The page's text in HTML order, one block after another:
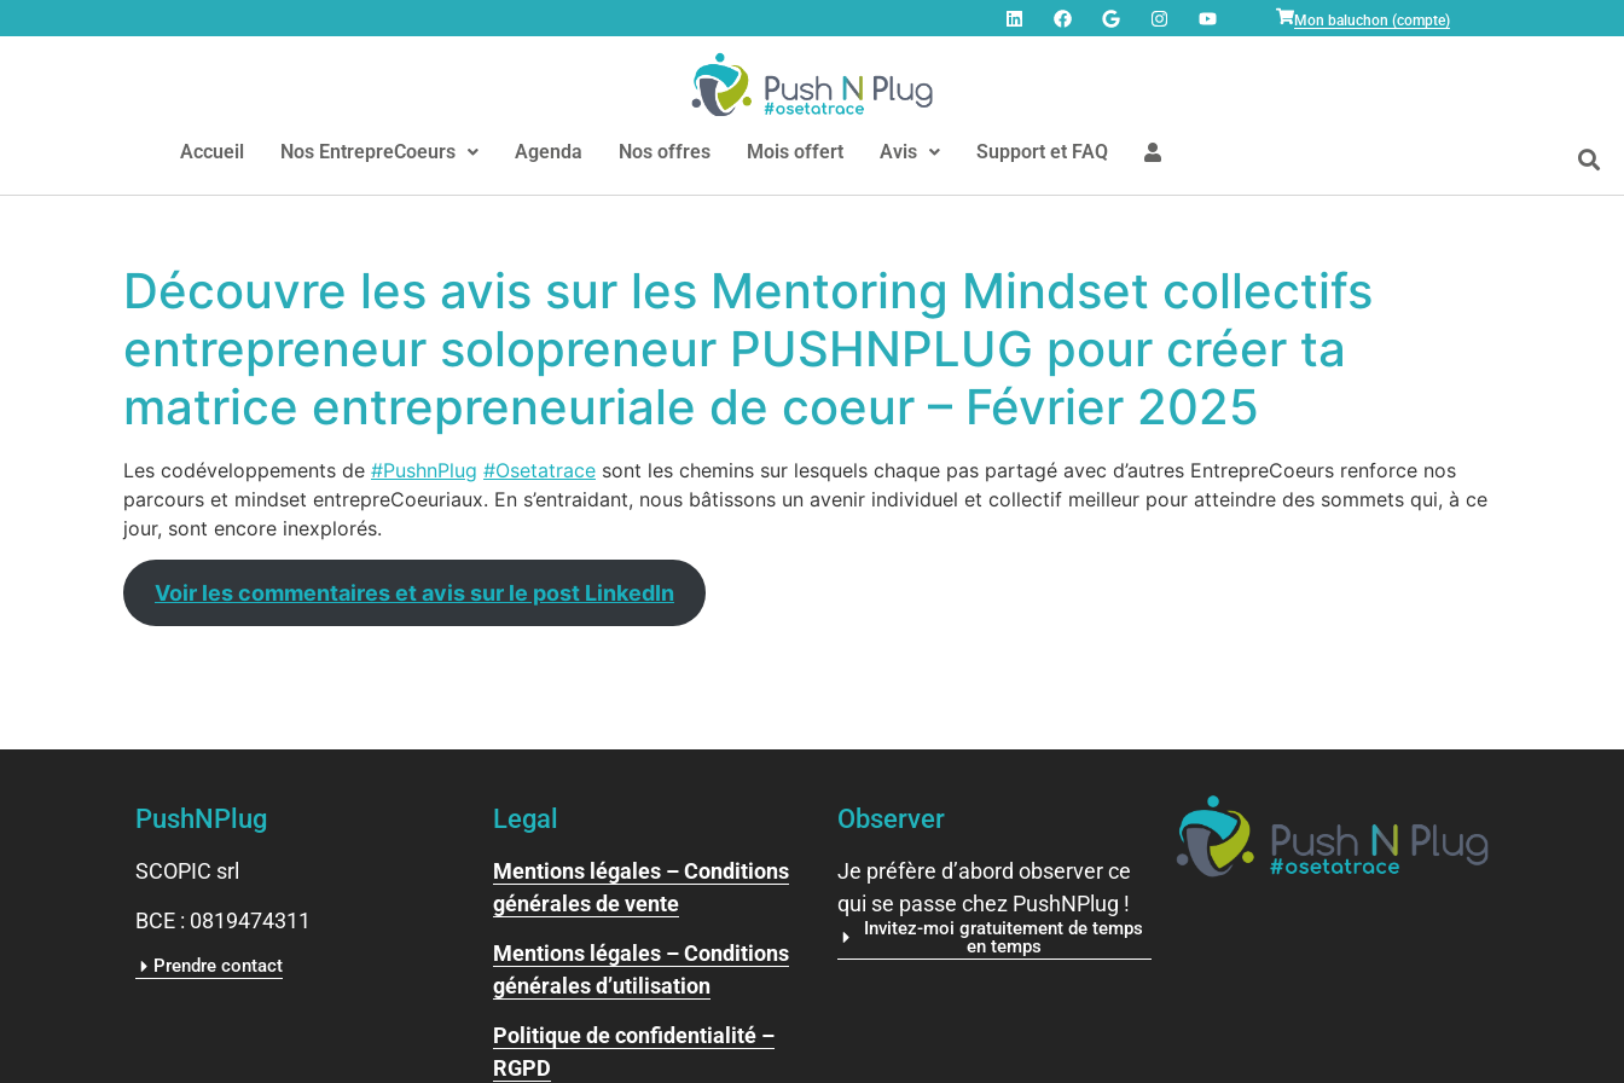
Mon baluchon (compte)
Accueil Nos EntrepreCoeurs Agenda Nos offres Mois offert Avis Support et FAQ
Découvre les avis sur les Mentoring Mindset collectifs
entrepreneur solopreneur PUSHNPLUG pour créer ta
matrice entrepreneuriale de coeur – Février 2025
Les codéveloppements de #PushnPlug #Osetatrace sont les chemins sur lesquels chaque pas partagé avec d’autres EntrepreCoeurs renforce nos
parcours et mindset entrepreCoeuriaux. En s’entraidant, nous bâtissons un avenir individuel et collectif meilleur pour atteindre des sommets qui, à ce
jour, sont encore inexplorés.
Voir les commentaires et avis sur le post LinkedIn
PushNPlug
SCOPIC srl
BCE : 0819474311
Prendre contact
Legal
Mentions légales – Conditions
générales de vente
Mentions légales – Conditions
générales d’utilisation
Politique de confidentialité –
RGPD
Observer
Je préfère d’abord observer ce
qui se passe chez PushNPlug !
Invitez-moi gratuitement de temps
en temps